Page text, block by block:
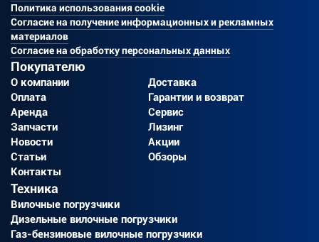
Политика использования cookie
Согласие на получение информационных и рекламных
материалов
Согласие на обработку персональных данных
Покупателю
О компании
Доставка
Оплата
Гарантии и возврат
Аренда
Сервис
Запчасти
Лизинг
Новости
Акции
Статьи
Обзоры
Контакты
Техника
Вилочные погрузчики
Дизельные вилочные погрузчики
Газ-бензиновые вилочные погрузчики